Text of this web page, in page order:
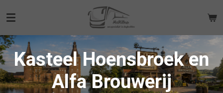
direct
naar
de
hoofdinhoud
Kasteel Hoensbroek en
Alfa Brouwerij